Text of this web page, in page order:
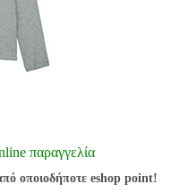
παραγγελία
οποιοδήποτε eshop point!